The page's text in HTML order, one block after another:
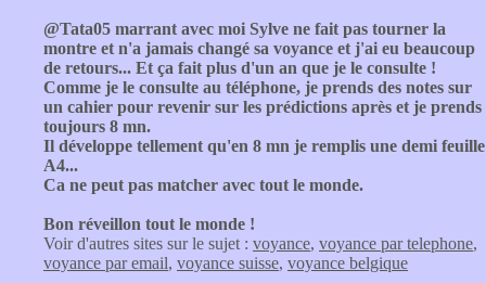
@Tata05 marrant avec moi Sylve ne fait pas tourner la
montre et n'a jamais changé sa voyance et j'ai eu beaucoup
de retours... Et ça fait plus d'un an que je le consulte !
Comme je le consulte au téléphone, je prends des notes sur
un cahier pour revenir sur les prédictions après et je prends
toujours 8 mn.
Il développe tellement qu'en 8 mn je remplis une demi feuille
A4...
Ca ne peut pas matcher avec tout le monde.
Bon réveillon tout le monde !
Voir d'autres sites sur le sujet : voyance, voyance par telephone,
voyance par email, voyance suisse, voyance belgique